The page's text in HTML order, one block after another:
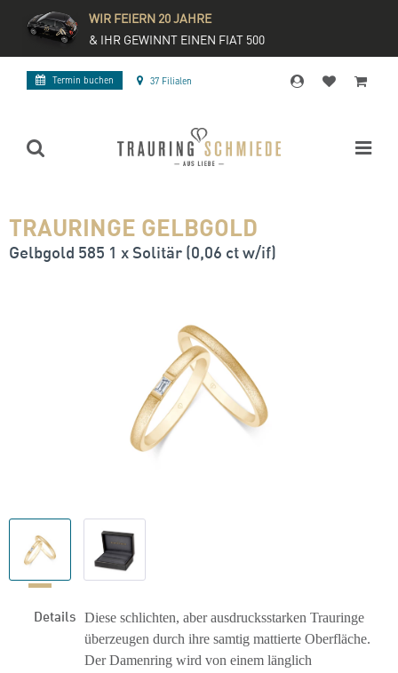
WIR FEIERN 20 JAHRE
& IHR GEWINNT EINEN FIAT 500
Termin buchen 37 Filialen
TRAURINGE GELBGOLD
Gelbgold 585 1 x Solitär (0,06 ct w/if)
Details Diese schlichten, aber ausdrucksstarken Trauringe
überzeugen durch ihre samtig mattierte Oberfläche.
Der Damenring wird von einem länglich